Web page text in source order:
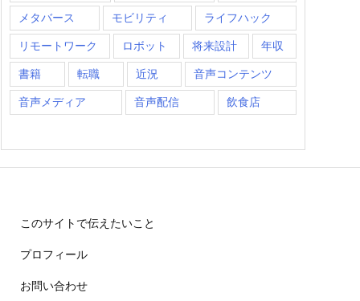
メタバース モビリティ ライフハック
リモートワーク ロボット 将来設計 年収
書籍 転職 近況 音声コンテンツ
音声メディア 音声配信 飲食店
このサイトで伝えたいこと
プロフィール
お問い合わせ